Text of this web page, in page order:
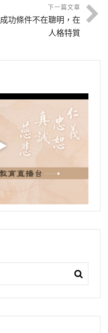
下一篇文章
成功條件不在聰明，在
人格特質